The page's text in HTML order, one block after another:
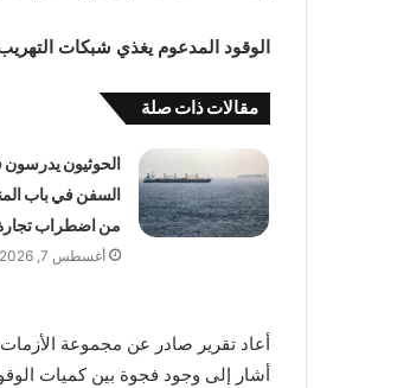
الوقود المدعوم يغذي شبكات
مقالات ذات صلة
الحوثيون
السفن في باب
من اضطراب تجارة
أغسطس 7, 2026
أشار إلى وجود فجوة بين كميات